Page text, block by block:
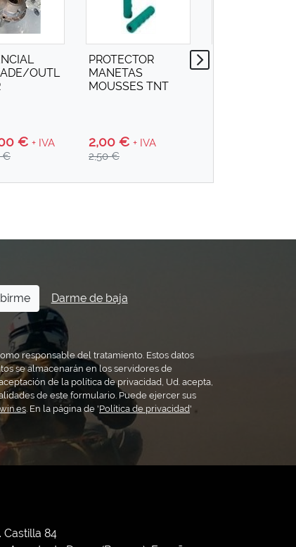
OUTL
€ + IVA
€
PROTECTOR
MANETAS
MOUSSES TNT
2,00 € + IVA
2,50 €
Darme de baja
responsable del tratamiento. Estos datos
se almacenarán en los servidores de
de la política de privacidad, Ud. acepta,
de este formulario. Puede ejercer sus
. En la página de 'Política de privacidad'
Castilla 84